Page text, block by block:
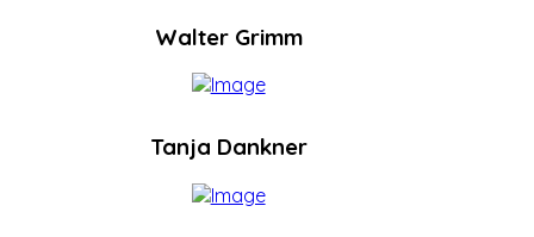
Walter Grimm
Tanja Dankner